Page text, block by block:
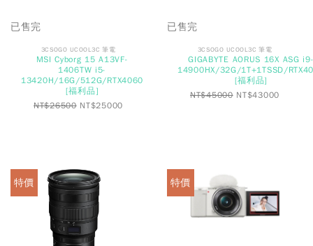
已售完
3CSOGO UCOOL3C 筆電
MSI Cyborg 15 A13VF-
1406TW i5-
13420H/16G/512G/RTX4060
[福利品]
NT$26500 NT$25000
已售完
3CSOGO UCOOL3C 筆電
GIGABYTE AORUS 16X ASG
14900HX/32G/1T+1TSSD/
[福利品]
NT$45000 NT$43000
特價 特價